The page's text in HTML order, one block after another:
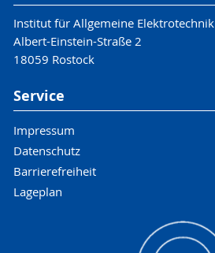
Institut für Allgemeine Elektrotechnik
Albert-Einstein-Straße 2
18059 Rostock
Service
Impressum
Datenschutz
Barrierefreiheit
Lageplan